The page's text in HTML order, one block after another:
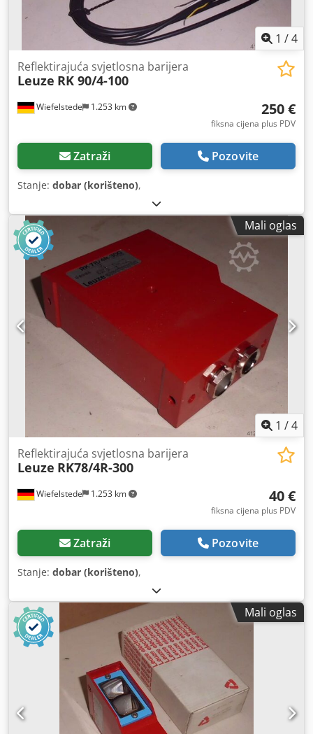
1 /4
Wiefelstede 1.253 km
Reflektirajuća svjetlosna barijera
Leuze RK 90/4-100
250 €
fiksna cijena plus PDV
Zatraži Pozovite
Stanje: dobar (korišteno),
Mali oglas
1 /4
Wiefelstede 1.253 km
Reflektirajuća svjetlosna barijera
Leuze RK78/4R-300
40 €
fiksna cijena plus PDV
Zatraži Pozovite
Stanje: dobar (korišteno),
Mali oglas